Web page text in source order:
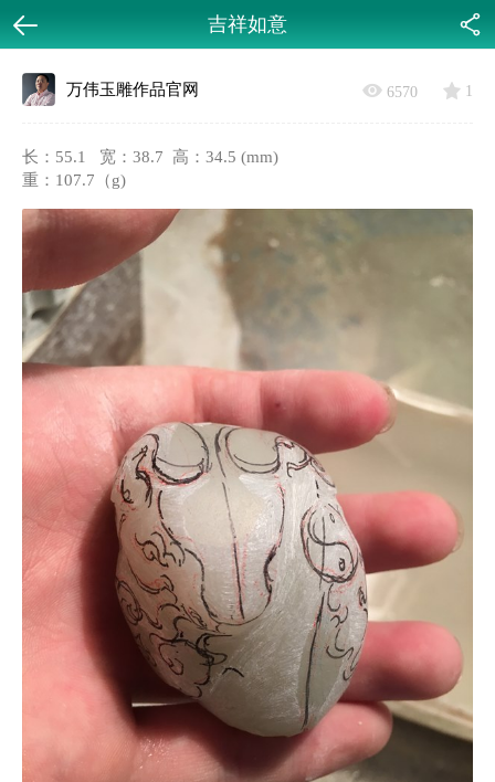
吉祥如意
返回
万伟玉雕作品官网
6570 1
长：55.1 宽：38.7 高：34.5 (mm)
重：107.7（g)